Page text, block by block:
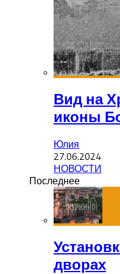
Вид на
иконы
Юлия
27.06.2024
НОВОСТИ
Последнее
дворах